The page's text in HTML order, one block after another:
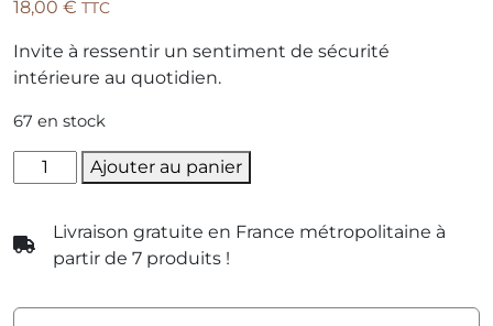
18,00 € TTC
Invite à ressentir un sentiment de sécurité
intérieure au quotidien.
67 en stock
quantité
de
-
Ajouter au panier
Livraison gratuite en France métropolitaine à
partir de 7 produits !